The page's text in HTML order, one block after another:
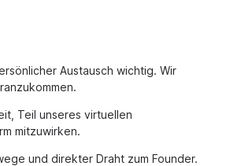
Austausch wichtig. Wir
Teil unseres virtuellen
mitzuwirken.
und direkter Draht zum Founder.